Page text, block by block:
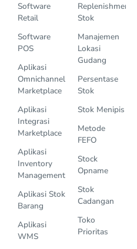
Software
Retail
Software
POS
Aplikasi
Omnichannel
Marketplace
Aplikasi
Integrasi
Marketplace
Aplikasi
Inventory
Management
Aplikasi Stok
Barang
Aplikasi
WMS
Replenishment
Stok
Manajemen
Lokasi
Gudang
Persentase
Stok
Stok Menipis
Metode
FEFO
Stock
Opname
Stok
Cadangan
Toko
Prioritas